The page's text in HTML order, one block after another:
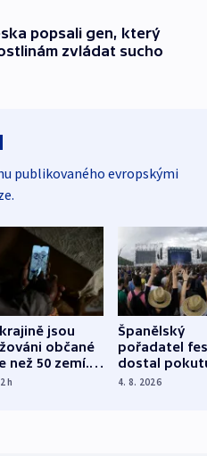
popsali gen, který
zvládat sucho
publikovaného evropskými
jsou
občané
než 50 zemí.
na straně
h
Španělský
pořadatel
dostal
nekalé
4. 8. 2026